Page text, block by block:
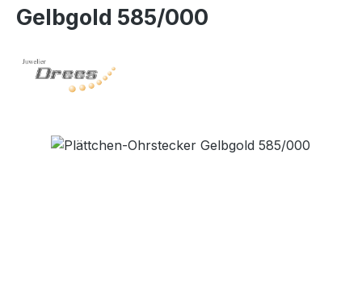
Gelbgold 585/000
Bildergalerie überspringen